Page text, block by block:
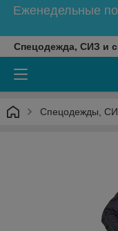
Еженедельные
Спецодежда, СИЗ и
Спецодежды,